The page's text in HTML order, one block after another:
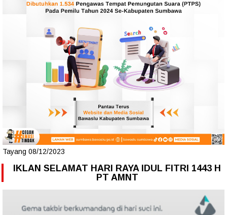
Tayang 08/12/2023
IKLAN SELAMAT HARI RAYA IDUL FITRI 1443 H
PT AMNT